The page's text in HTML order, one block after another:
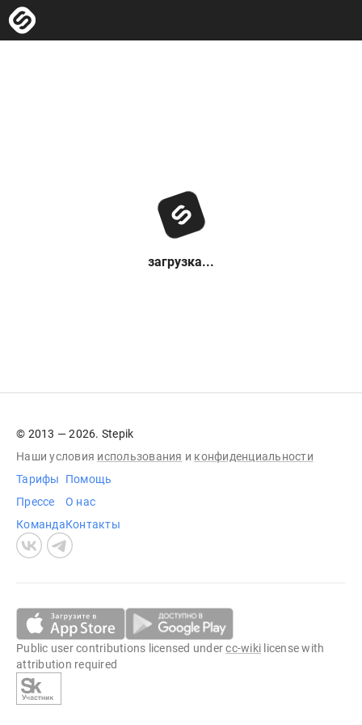
загрузка...
© 2013 — 2026. Stepik
Наши условия использования и конфиденциальности
Тарифы
Прессе
Команда
Помощь
О нас
Контакты
Public user contributions licensed undercc-wiki license with
attribution required